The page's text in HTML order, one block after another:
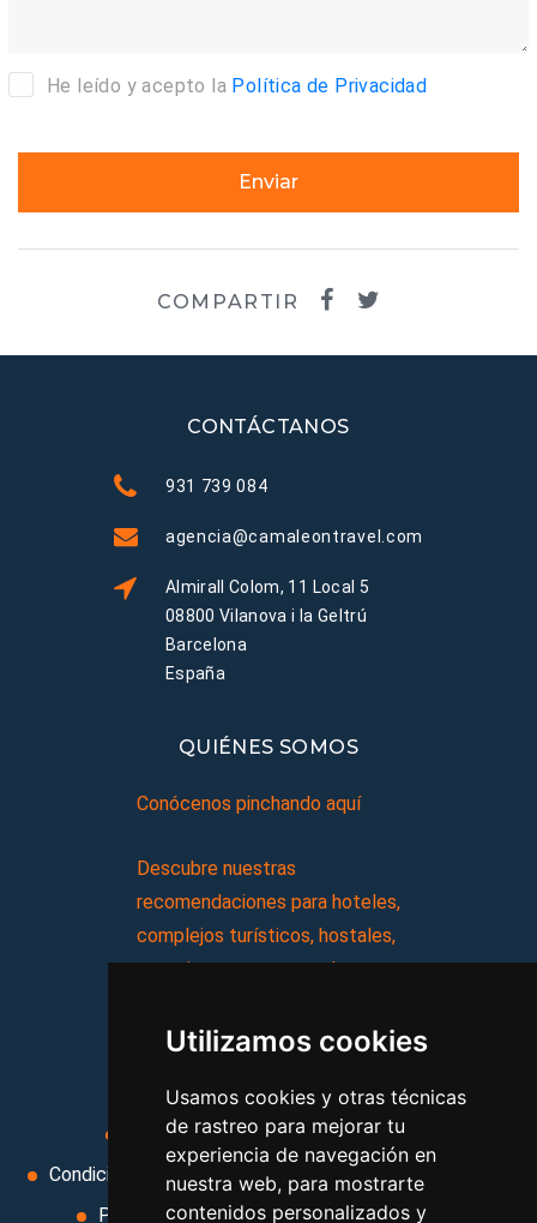
Utilizamos cookies
Usamos cookies y otras técnicas
de rastreo para mejorar tu
experiencia de navegación en
nuestra web, para mostrarte
contenidos personalizados y
He leído y acepto la Política de Privacidad
Enviar
COMPARTIR
CONTÁCTANOS
931 739 084
agencia@camaleontravel.com
Almirall Colom, 11 Local 5
08800 Vilanova i la Geltrú
Barcelona
España
QUIÉNES SOMOS
Conócenos pinchando aquí
Descubre nuestras
recomendaciones para hoteles,
complejos turísticos, hostales,
vacaciones, paquetes de
Aviso legal
Condiciones de uso
Condiciones Generales
Ley de Viajes Combinados
Política de privacidad
Uso de cookies